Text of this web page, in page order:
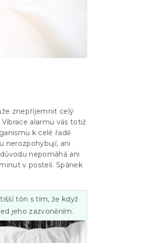
znepříjemnit celý
alarmu vás totiž
k celé řadě
nerozpohybují, ani
nepomáhá ani
v posteli. Spánek
tón s tím, že když
jeho zazvoněním.